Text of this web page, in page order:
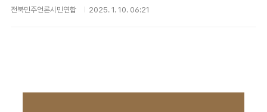
전북민주언론시민연합 2025. 1. 10. 06:21